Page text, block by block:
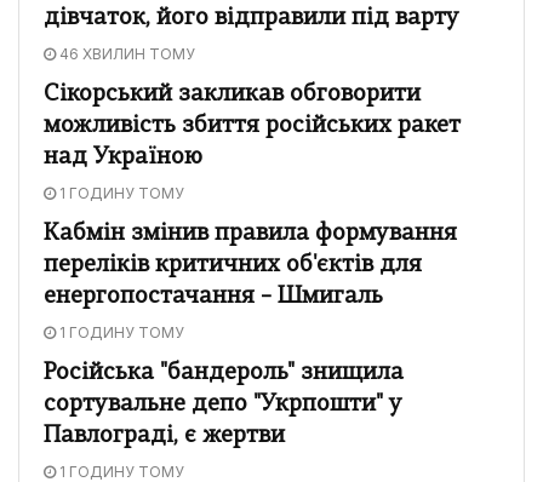
дівчаток, його відправили під варту
46 ХВИЛИН ТОМУ
Сікорський закликав обговорити
можливість збиття російських ракет
над Україною
1 ГОДИНУ ТОМУ
Кабмін змінив правила формування
переліків критичних об'єктів для
енергопостачання – Шмигаль
1 ГОДИНУ ТОМУ
Російська "бандероль" знищила
сортувальне депо "Укрпошти" у
Павлограді, є жертви
1 ГОДИНУ ТОМУ